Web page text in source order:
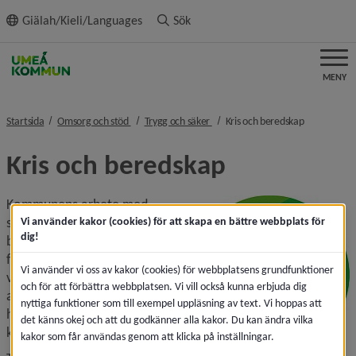
innehållet
Giälah/Kieli/Languages Sök
MENY
Startsida Omsorg och stöd nivå i brödsmulenavigeringen
Trygg och säker nivå i brödsmulenavigeringen
Kris och beredskapnivå i
Kris och beredskap
Kommunens arbete med
säkerhet, trygghet och
beredskap sträcker sig från att
förebygga och hantera
vardagsolyckor till förmåga
att hantera allvarliga
händelser, kriser och
krigsfara.
Vi använder kakor (cookies) för att skapa en bättre webbplats för
dig!
Vi använder vi oss av kakor (cookies) för webbplatsens grundfunktioner
och för att förbättra webbplatsen. Vi vill också kunna erbjuda dig
nyttiga funktioner som till exempel uppläsning av text. Vi hoppas att
det känns okej och att du godkänner alla kakor. Du kan ändra vilka
kakor som får användas genom att klicka på inställningar.